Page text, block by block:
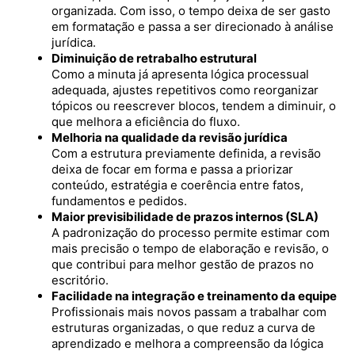
organizada. Com isso, o tempo deixa de ser gasto
em formatação e passa a ser direcionado à análise
jurídica.
Diminuição de retrabalho estrutural
Como a minuta já apresenta lógica processual
adequada, ajustes repetitivos como reorganizar
tópicos ou reescrever blocos, tendem a diminuir, o
que melhora a eficiência do fluxo.
Melhoria na qualidade da revisão jurídica
Com a estrutura previamente definida, a revisão
deixa de focar em forma e passa a priorizar
conteúdo, estratégia e coerência entre fatos,
fundamentos e pedidos.
Maior previsibilidade de prazos internos (SLA)
A padronização do processo permite estimar com
mais precisão o tempo de elaboração e revisão, o
que contribui para melhor gestão de prazos no
escritório.
Facilidade na integração e treinamento da equipe
Profissionais mais novos passam a trabalhar com
estruturas organizadas, o que reduz a curva de
aprendizado e melhora a compreensão da lógica